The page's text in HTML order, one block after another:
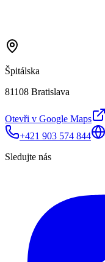
Špitálska
81108 Bratislava
Otevři v Google Maps
+421 903 574 844
Sledujte nás